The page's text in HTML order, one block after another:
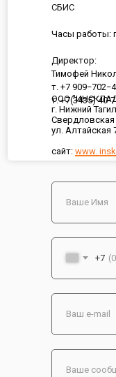
ООО
г. Нижний Тагил
Свердловская
ул. Алтайская
сайт: www.
СБИС
Часы работы:
Директор:
Тимофей
т. +7
т. +7(3435) 40-
+7